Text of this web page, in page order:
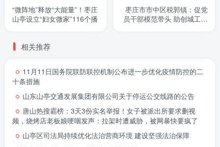
“微阵地”释放“大能量”！枣庄
山亭设立“妇女微家”116个播
枣庄市市中区税郭镇：促党
员干部模范带头 助创城工作
相关推荐
11月11日国务院联防联控机制公布进一步优化疫情防控的二
十条措施
山东山亭交通发展集团有限公司关于停运公交线路的公告
唐山热搜霸榜：3天3份实名举报！女子被派出所要求删视
频，烧烤店老板娘哽咽发声：拉架时遭威胁，被网暴快要疯了
山亭区司法局持续优化法治营商环境 建设坚强法治保障